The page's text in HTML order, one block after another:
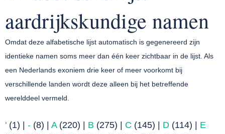
aardrijkskundige namen
Omdat deze alfabetische lijst automatisch is gegenereerd zijn
identieke namen soms meer dan één keer zichtbaar in de lijst. Als
een Nederlands exoniem drie keer of meer voorkomt bij
verschillende landen wordt deze alleen bij het betreffende
werelddeel vermeld.
' (1) | - (8) | A(220) | B (275) | C (145) | D (114) | E